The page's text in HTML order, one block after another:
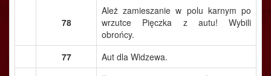
78
Ależ zamieszanie w polu karnym po
wrzutce Pięczka z autu! Wybili
obrońcy.
77
Aut dla Widzewa.